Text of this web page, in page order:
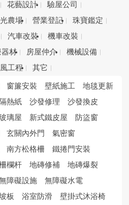
花藝設計
驗屋公司
農場 營業登記
珠寶鑑定
汽車改裝
機車改裝
器材 房屋仲介
機械設備
工程 其它
窗簾安裝 壁紙施工
地毯更新
熱紙 沙發修理
沙發換皮
璃屋 新式鐵皮屋
防盜窗
玄關內外門
氣密窗
南方松格柵
鐵捲門安裝
欄杆 地磚修補
地磚爆裂
障礙設施
無障礙水電
板 浴室防滑 壁掛式沐浴椅